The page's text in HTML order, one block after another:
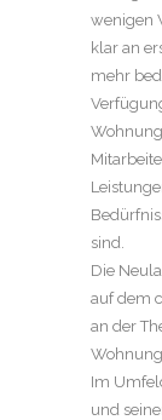
wenigen
klar an
mehr
sind.
Die
auf dem
an der
Im
und